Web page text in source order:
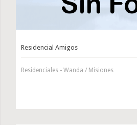
Residencial Amigos
Residenciales - Wanda / Misiones